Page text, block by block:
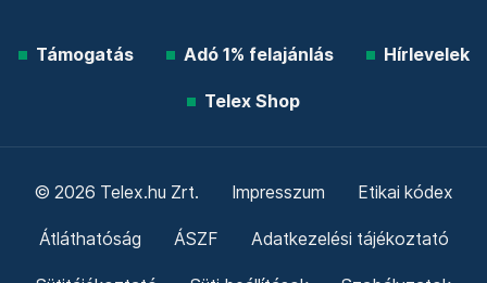
Támogatás Adó 1% felajánlás Hírlevelek
Telex Shop
© 2026 Telex.hu Zrt. Impresszum Etikai kódex
Átláthatóság ÁSZF Adatkezelési tájékoztató